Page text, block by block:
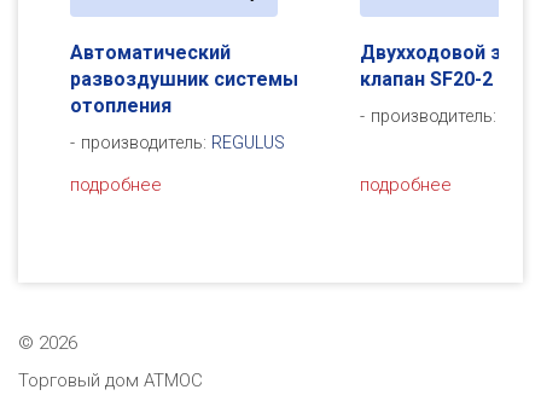
Двухходовой зонный
клапан SF20-2
производитель:
подробнее
Двухходовой
клапан SF20-
подробнее
© 2026
Торговый дом АТМОС